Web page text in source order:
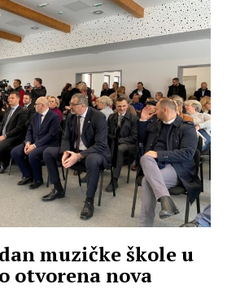
muzičke škole u
otvorena nova